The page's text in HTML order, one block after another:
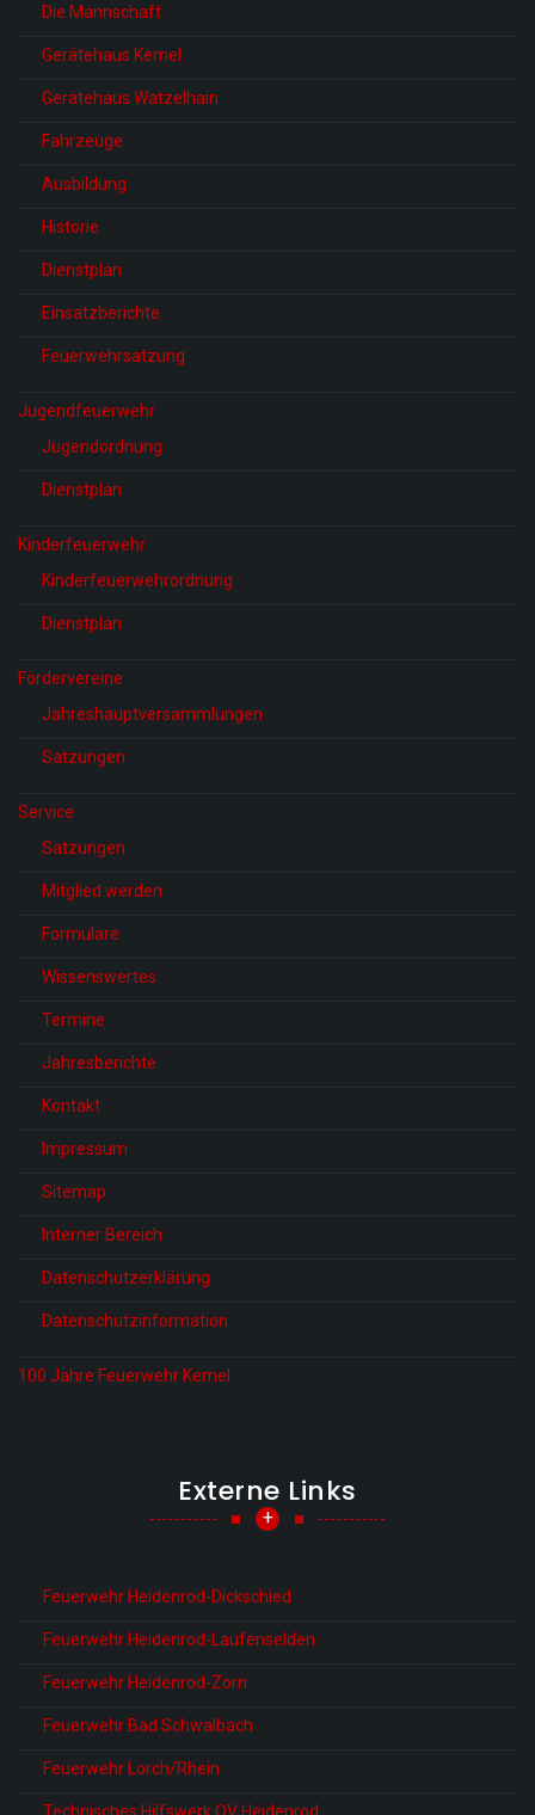
Die Mannschaft
Gerätehaus Kemel
Gerätehaus Watzelhain
Fahrzeuge
Ausbildung
Historie
Dienstplan
Einsatzberichte
Feuerwehrsatzung
Jugendfeuerwehr
Jugendordnung
Dienstplan
Kinderfeuerwehr
Kinderfeuerwehrordnung
Dienstplan
Fördervereine
Jahreshauptversammlungen
Satzungen
Service
Satzungen
Mitglied werden
Formulare
Wissenswertes
Termine
Jahresberichte
Kontakt
Impressum
Sitemap
Interner Bereich
Datenschutzerklärung
Datenschutzinformation
100 Jahre Feuerwehr Kemel
Externe Links
+
Feuerwehr Heidenrod-Dickschied
Feuerwehr Heidenrod-Laufenselden
Feuerwehr Heidenrod-Zorn
Feuerwehr Bad Schwalbach
Feuerwehr Lorch/Rhein